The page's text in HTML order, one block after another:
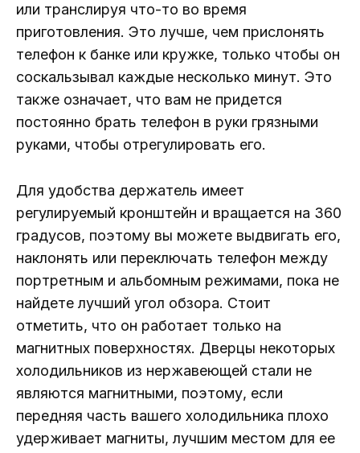
или транслируя что-то во время
приготовления. Это лучше, чем прислонять
телефон к банке или кружке, только чтобы он
соскальзывал каждые несколько минут. Это
также означает, что вам не придется
постоянно брать телефон в руки грязными
руками, чтобы отрегулировать его.
Для удобства держатель имеет
регулируемый кронштейн и вращается на 360
градусов, поэтому вы можете выдвигать его,
наклонять или переключать телефон между
портретным и альбомным режимами, пока не
найдете лучший угол обзора. Стоит
отметить, что он работает только на
магнитных поверхностях. Дверцы некоторых
холодильников из нержавеющей стали не
являются магнитными, поэтому, если
передняя часть вашего холодильника плохо
удерживает магниты, лучшим местом для ее